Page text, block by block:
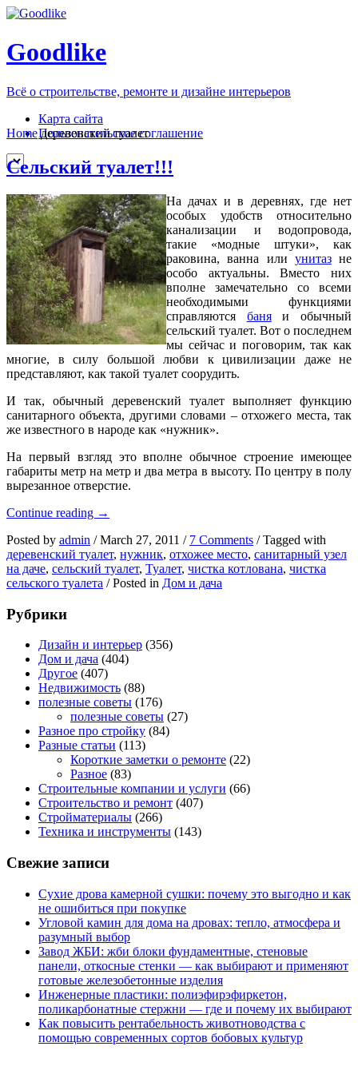
Goodlike
Всё о строительстве, ремонте и дизайне интерьеров
Карта сайта
Пользовательское соглашение
Home деревенский туалет
Сельский туалет!!!
На дачах и в деревнях, где нет
особых удобств относительно
канализации и водопровода,
такие «модные штуки», как
раковина, ванна или унитазне
особо актуальны. Вместо них
вполне замечательно со всеми
необходимыми функциями
справляются баняи обычный
сельский туалет. Вот о последнем
мы сейчас и поговорим, так как
многие, в силу большой любви к цивилизации даже не
представляют, как такой туалет соорудить.
И так, обычный деревенский туалет выполняет функцию
санитарного объекта, другими словами – отхожего места, так
же известного в народе как «нужник».
На первый взгляд это вполне обычное строение имеющее
габариты метр на метр и два метра в высоту. По центру в полу
вырезанное отверстие.
Continue reading Сельский
→
Posted by admin / March 27, 2011 / 7 Comments / Tagged with
деревенский туалет, нужник, отхожее место, санитарный узел
на даче, сельский туалет, Туалет, чистка котлована, чистка
сельского туалета / Posted in Дом и дача
Рубрики
Дизайн и интерьер (356)
Дом и дача (404)
Другое (407)
Недвижимость (88)
полезные советы (176)
полезные советы (27)
Разное про стройку (84)
Разные статьи (113)
Короткие заметки о ремонте (22)
Разное (83)
Строительные компании и услуги (66)
Строительство и ремонт (407)
Стройматериалы (266)
Техника и инструменты (143)
Свежие записи
Сухие дрова камерной сушки: почему это выгодно и как
не ошибиться при покупке
Угловой камин для дома на дровах: тепло, атмосфера и
разумный выбор
Завод ЖБИ: жби блоки фундаментные, стеновые
панели, откосные стенки — как выбирают и применяют
готовые железобетонные изделия
Инженерные пластики: полиэфирэфиркетон,
поликарбонатные стержни — где и почему их выбирают
Как повысить рентабельность животноводства с
помощью современных сортов бобовых культур